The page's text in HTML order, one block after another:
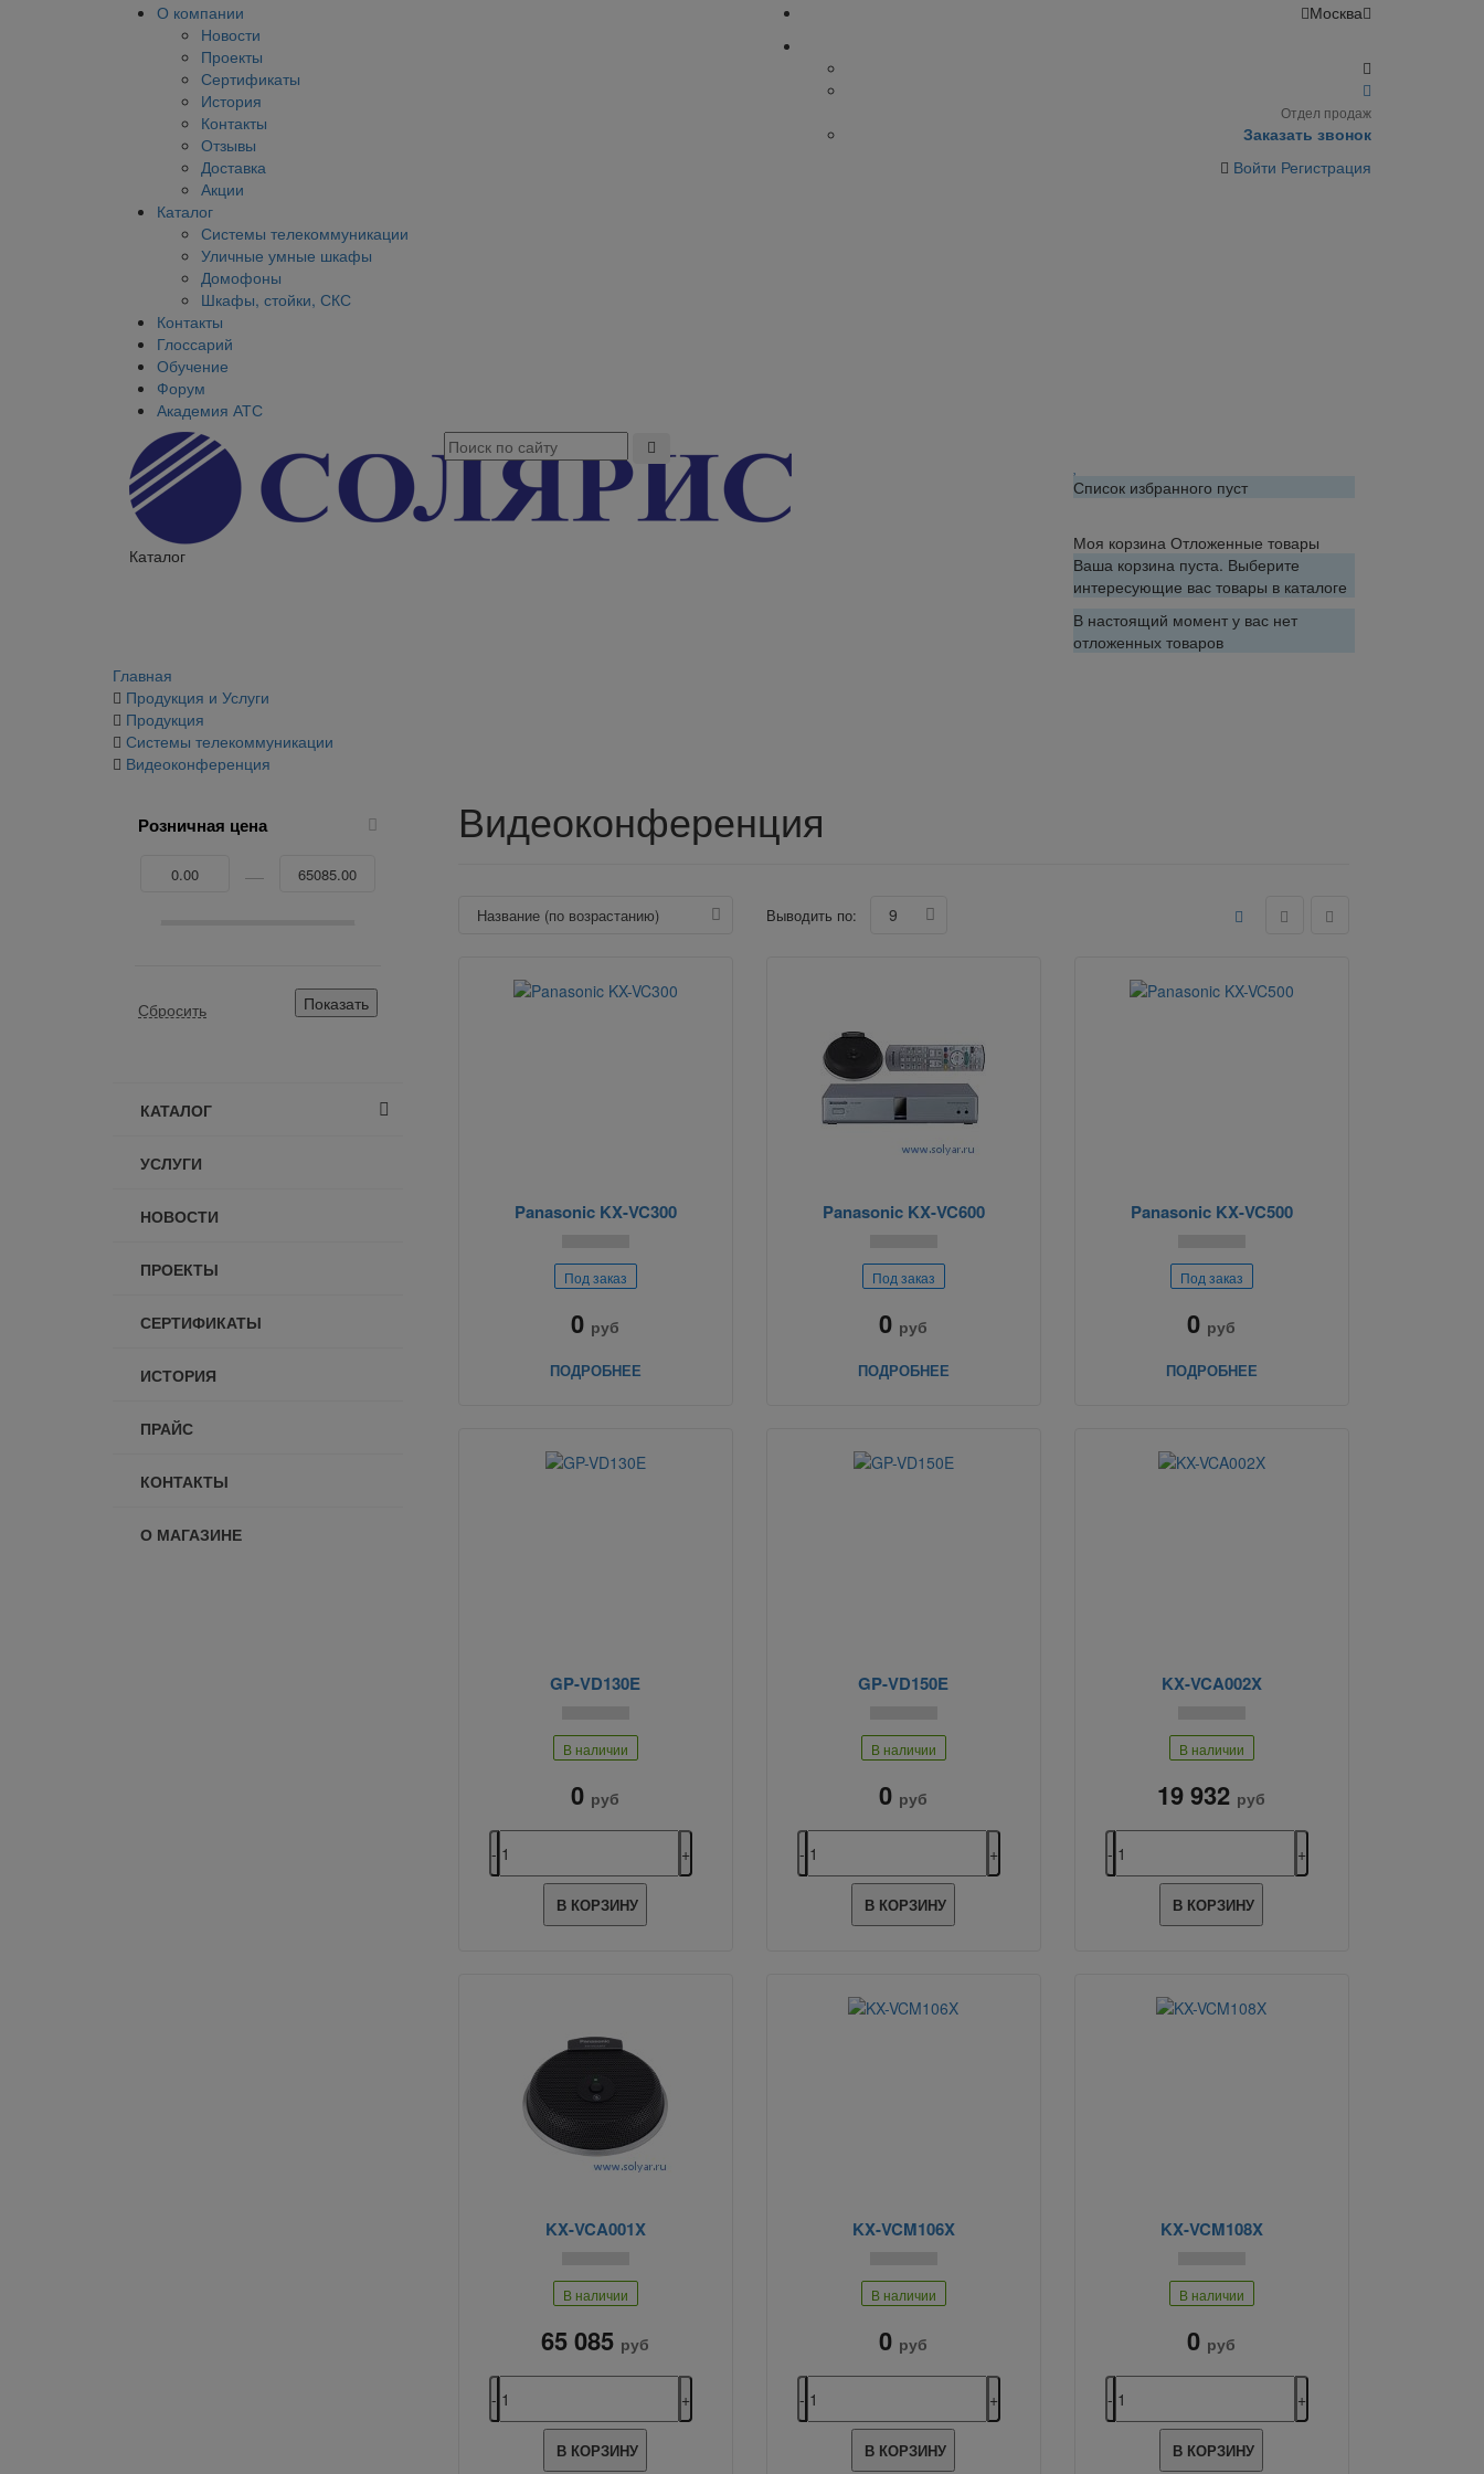
О компании
Новости
Проекты
Сертификаты
История
Контакты
Отзывы
Доставка
Акции
Каталог
Системы телекоммуникации
Уличные умные шкафы
Домофоны
Шкафы, стойки, СКС
Контакты
Глоссарий
Обучение
Форум
Академия АТС
Москва
Отдел продаж
Заказать звонок
Войти Регистрация
Каталог
Список избранного пуст
Моя корзина Отложенные товары
Ваша корзина пуста. Выберите
интересующие вас товары в каталоге
В настоящий момент у вас нет
отложенных товаров
Главная
Продукция и Услуги
Продукция
Системы телекоммуникации
Видеоконференция
Розничная цена
КАТАЛОГ
УСЛУГИ
НОВОСТИ
ПРОЕКТЫ
СЕРТИФИКАТЫ
ИСТОРИЯ
ПРАЙС
КОНТАКТЫ
О МАГАЗИНЕ
Видеоконференция
Название (по возрастанию) Выводить по: 9
Panasonic KX-VC300
Под заказ
0 руб
ПОДРОБНЕЕ
Panasonic KX-VC600
Под заказ
0 руб
ПОДРОБНЕЕ
Panasonic KX-VC500
Под заказ
0 руб
ПОДРОБНЕЕ
GP-VD130E
В наличии
0 руб
В КОРЗИНУ
GP-VD150E
В наличии
0 руб
В КОРЗИНУ
KX-VCA002X
В наличии
19 932 руб
В КОРЗИНУ
KX-VCA001X
В наличии
65 085 руб
В КОРЗИНУ
KX-VCM106X
В наличии
0 руб
В КОРЗИНУ
KX-VCM108X
В наличии
0 руб
В КОРЗИНУ